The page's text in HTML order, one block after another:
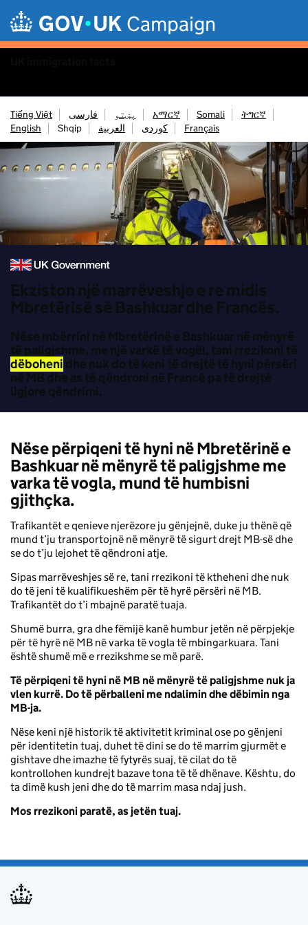
Campaign
Tiếng Việt فارسی پښتو አማርኛ Somali
ትግርኛ
English
Shqip العربية کوردی Français
Ekziston një marrëveshje e re midis
Mbretërisë së Bashkuar dhe Francës.
Nëse mbërrini në Mbretërinë e Bashkuar në mënyrë
të paligjshme, me një varkë të vogël, tani rrezikoni të
dëboheni dhe nuk do të keni të drejtë të hyni përsëri
në MB dhe as të qëndroni në Francë pa të drejtë
ligjore qëndrimi.
Nëse përpiqeni të hyni në Mbretërinë e
Bashkuar në mënyrë të paligjshme me
varka të vogla, mund të humbisni
gjithçka.
Trafikantët e qenieve njerëzore ju gënjejnë, duke ju thënë që
mund t’ju transportojnë në mënyrë të sigurt drejt MB-së dhe
se do t’ju lejohet të qëndroni atje.
Sipas marrëveshjes së re, tani rrezikoni të ktheheni dhe nuk
do të jeni të kualifikueshëm për të hyrë përsëri në MB.
Trafikantët do t’i mbajnë paratë tuaja.
Shumë burra, gra dhe fëmijë kanë humbur jetën në përpjekje
për të hyrë në MB në varka të vogla të mbingarkuara. Tani
është shumë më e rrezikshme se më parë.
Të përpiqeni të hyni në MB në mënyrë të paligjshme nuk ja
vlen kurrë. Do të përballeni me ndalimin dhe dëbimin nga
MB-ja.
Nëse keni një historik të aktivitetit kriminal ose po gënjeni
për identitetin tuaj, duhet të dini se do të marrim gjurmët e
gishtave dhe imazhe të fytyrës suaj, të cilat do të
kontrollohen kundrejt bazave tona të të dhënave. Kështu, do
ta dimë kush jeni dhe do të marrim masa ndaj jush.
Mos rrezikoni paratë, as jetën tuaj.